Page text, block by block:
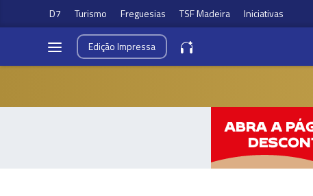
D7 Turismo Freguesias TSF Madeira Iniciativas
EdiçãoImpressa